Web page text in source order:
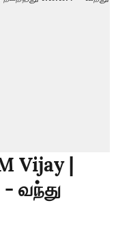
Vijay |
வந்து